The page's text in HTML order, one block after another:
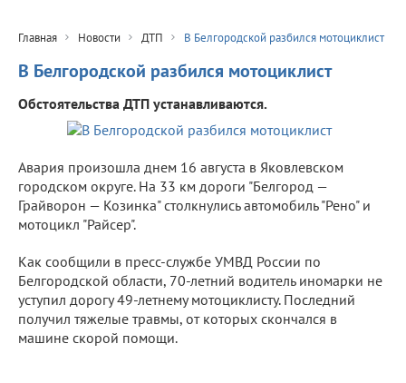
Главная Новости ДТП В Белгородской разбился мотоциклист
В Белгородской разбился мотоциклист
Обстоятельства ДТП устанавливаются.
Авария произошла днем 16 августа в Яковлевском
городском округе. На 33 км дороги "Белгород —
Грайворон — Козинка" столкнулись автомобиль "Рено" и
мотоцикл "Райсер".
Как сообщили в пресс-службе УМВД России по
Белгородской области, 70-летний водитель иномарки не
уступил дорогу 49-летнему мотоциклисту. Последний
получил тяжелые травмы, от которых скончался в
машине скорой помощи.